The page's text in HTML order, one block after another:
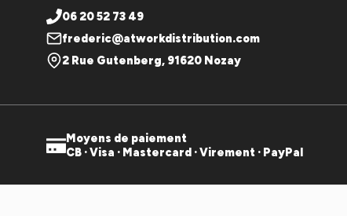
06 20 52 73 49
frederic@atworkdistribution.com
2 Rue Gutenberg, 91620 Nozay
Moyens de paiement
CB · Visa · Mastercard · Virement · PayPal